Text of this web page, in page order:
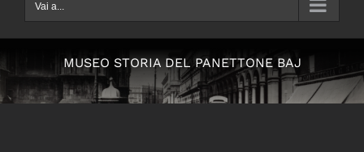
Vai a...
MUSEO STORIA DEL PANETTONE BAJ